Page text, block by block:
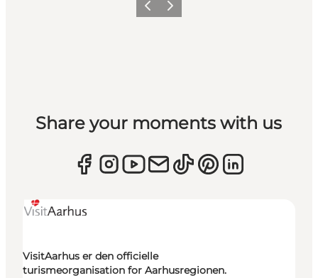
ForrigeNæste
Share your moments with us
VisitAarhus er den officielle
turismeorganisation for Aarhusregionen.